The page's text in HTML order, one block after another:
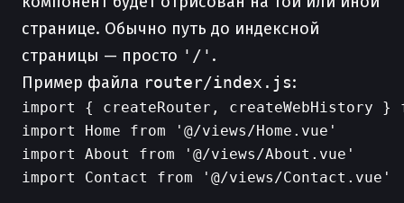
странице. Обычно путь до индексной
страницы — просто '/' .
Пример файла router/index.js:
import { createRouter, createWebHistory
import Home from '@/views/Home.vue'
import About from '@/views/About.vue'
import Contact from '@/views/Contact.vue'